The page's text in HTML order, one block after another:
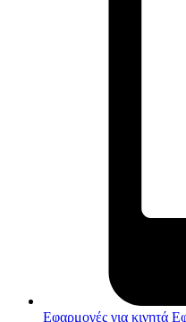
Εφαρμογές για κινητά